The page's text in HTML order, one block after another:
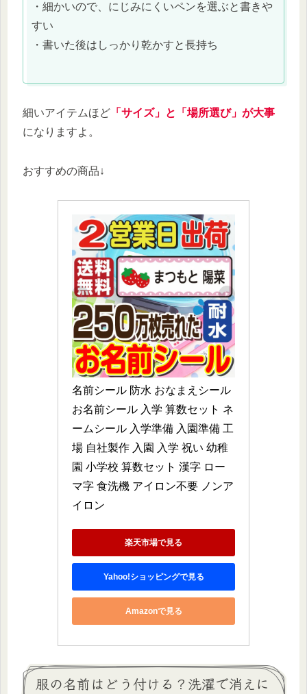
・細かいので、にじみにくいペンを選ぶと書きや
すい
・書いた後はしっかり乾かすと長持ち
細いアイテムほど 「サイズ」と「場所選び」が大事
になりますよ。
おすすめの商品↓
名前シール 防水 おなまえシール
お名前シール 入学 算数セット ネ
ームシール 入学準備 入園準備 工
場 自社製作 入園 入学 祝い 幼稚
園 小学校 算数セット 漢字 ロー
マ字 食洗機 アイロン不要 ノンア
イロン
楽天市場で見る
Yahoo!ショッピングで見る
Amazonで見る
服の名前はどう付ける？洗濯で消えに